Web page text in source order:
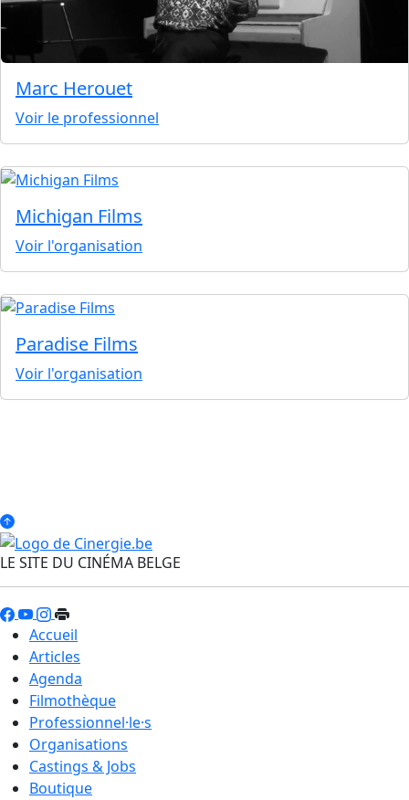
Marc Herouet
Voir le professionnel
Michigan Films
Voir l'organisation
Paradise Films
Voir l'organisation
LE SITE DU CINÉMA BELGE
Accueil
Articles
Agenda
Filmothèque
Professionnel·le·s
Organisations
Castings & Jobs
Boutique